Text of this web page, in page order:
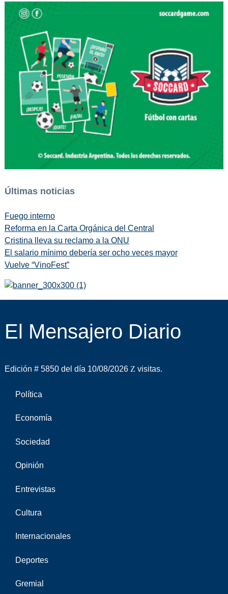
Últimas noticias
Fuego interno
Reforma en la Carta Orgánica del Central
Cristina lleva su reclamo a la ONU
El salario mínimo debería ser ocho veces mayor
Vuelve “VinoFest”
El Mensajero Diario
Edición # 5850 del día 10/08/2026 visitas.
Política
Economía
Sociedad
Opinión
Entrevistas
Cultura
Internacionales
Deportes
Gremial